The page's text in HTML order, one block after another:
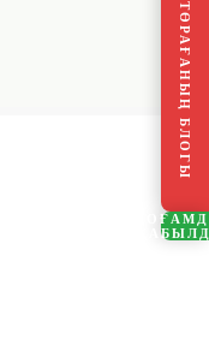
ТӨРАҒАНЫҢ БЛОГЫ